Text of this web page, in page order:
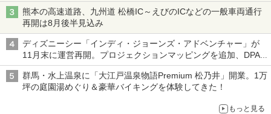
熊本の高速道路、九州道 松橋IC～えびのICなどの一般車両通行
再開は8月後半見込み
ディズニーシー「インディ・ジョーンズ・アドベンチャー」が
11月末に運営再開。プロジェクションマッピングを追加、DPA
は1500円
群馬・水上温泉に「大江戸温泉物語Premium 松乃井」開業。1万
坪の庭園湯めぐり＆豪華バイキングを体験してきた！
もっと見る